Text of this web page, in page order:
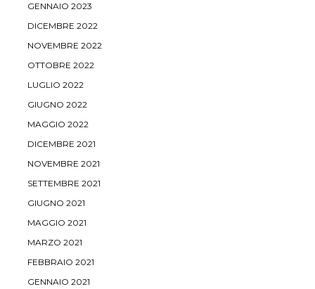
GENNAIO 2023
DICEMBRE 2022
NOVEMBRE 2022
OTTOBRE 2022
LUGLIO 2022
GIUGNO 2022
MAGGIO 2022
DICEMBRE 2021
NOVEMBRE 2021
SETTEMBRE 2021
GIUGNO 2021
MAGGIO 2021
MARZO 2021
FEBBRAIO 2021
GENNAIO 2021